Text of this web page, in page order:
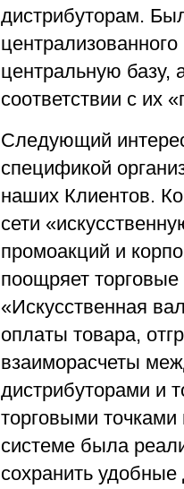
дистрибуторам.
центральную базу,
соответствии с их
Следующий
спецификой
наших Клиентов.
сети
промоакций и
поощряет
«Искусственная
оплаты товара,
взаиморасчеты
дистрибуторами и
торговыми
системе была
сохранить